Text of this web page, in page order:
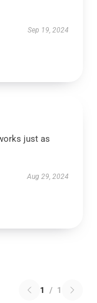
Sep 19, 2024
just as
Aug 29, 2024
1 / 1